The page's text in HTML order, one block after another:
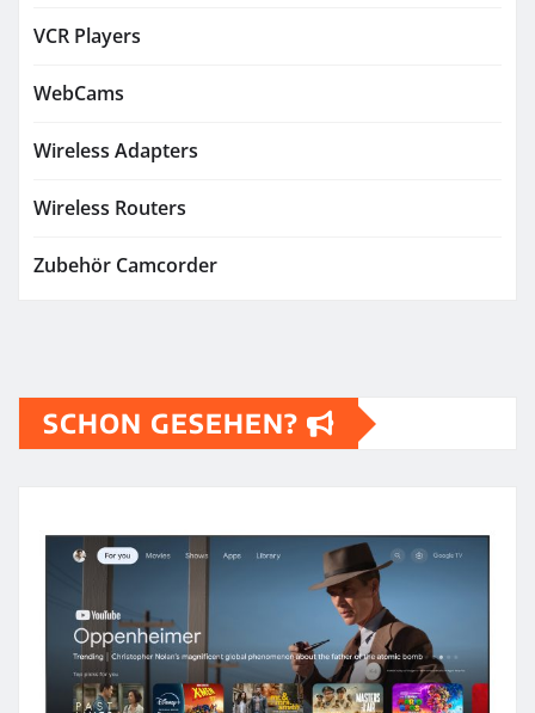
VCR Players
WebCams
Wireless Adapters
Wireless Routers
Zubehör Camcorder
SCHON GESEHEN?